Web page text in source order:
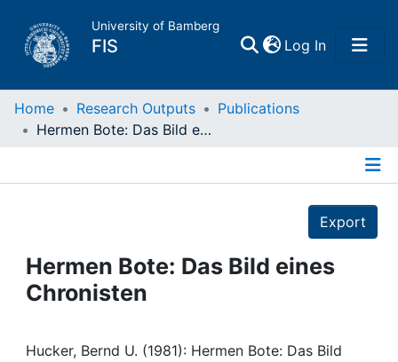
University of Bamberg
FIS Log In(current)
Home
Projects
People
Institutions
Home Research Outputs
Publications
Hermen Bote: Das Bild eines Chronisten
Export
Hermen Bote: Das Bild eines
Chronisten
Hucker, Bernd U. (1981): Hermen Bote: Das Bild